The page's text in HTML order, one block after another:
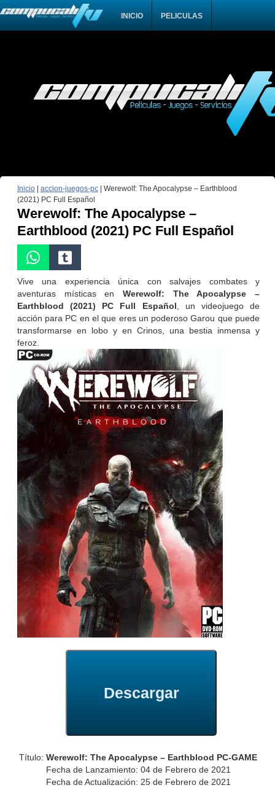
INICIO PELICULAS
Inicio| accion-juegos-pc| Werewolf: The Apocalypse – Earthblood
(2021) PC Full Español
Werewolf: The Apocalypse –
Earthblood (2021) PC Full Español
Vive una experiencia única con salvajes combates y
aventuras místicas en Werewolf: The Apocalypse –
Earthblood (2021) PC Full Español , un videojuego de
acción para PC en el que eres un poderoso Garou que puede
transformarse en lobo y en Crinos, una bestia inmensa y
feroz.
Descargar
Título:Werewolf: The Apocalypse – Earthblood PC-GAME
Fecha de Lanzamiento: 04 de Febrero de 2021
Fecha de Actualización: 25 de Febrero de 2021